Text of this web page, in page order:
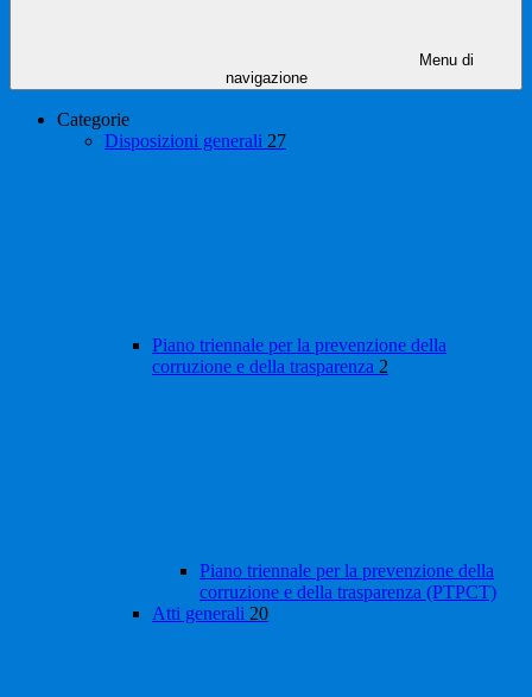
Menu di
navigazione
Categorie
Disposizioni generali 27
Piano triennale per la prevenzione della
corruzione e della trasparenza 2
Piano triennale per la prevenzione della
corruzione e della trasparenza (PTPCT)
Atti generali 20